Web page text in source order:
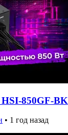
850GF-BK
• 1 год назад